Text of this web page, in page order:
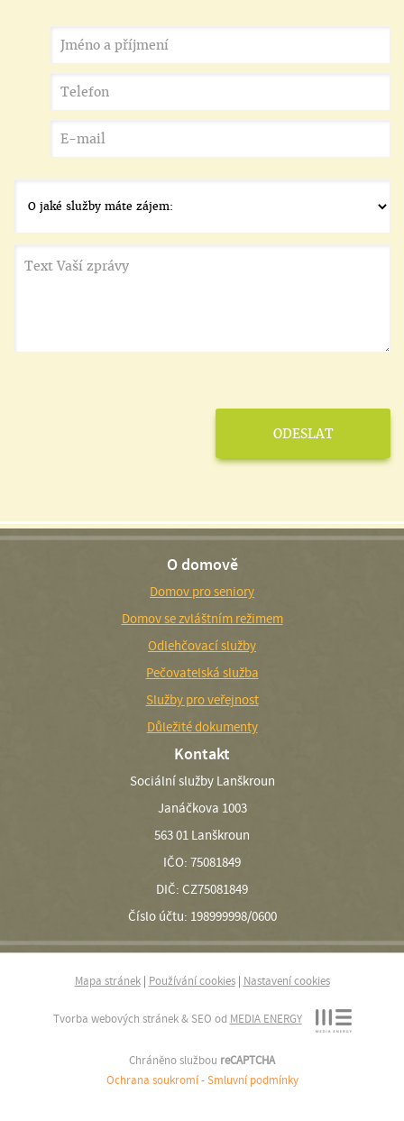
O domově
Domov pro seniory
Domov se zvláštním režimem
Odlehčovací služby
Pečovatelská služba
Služby pro veřejnost
Důležité dokumenty
Kontakt
Sociální služby Lanškroun
Janáčkova 1003
563 01 Lanškroun
IČO: 75081849
DIČ: CZ75081849
Číslo účtu: 198999998/0600
Mapa stránek| Používání cookies| Nastavení cookies
Tvorba webových stránek & SEO od MEDIA ENERGY
Chráněno službou reCAPTCHA
Ochrana soukromí -Smluvní podmínky